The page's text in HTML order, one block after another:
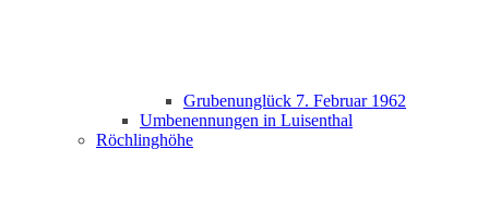
Grubenunglück 7. Februar 1962
Umbenennungen in Luisenthal
Röchlinghöhe